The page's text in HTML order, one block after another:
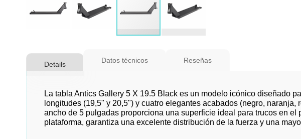
al
comienzo
galería
imágenes
Details
La tabla Antics Gallery 5 X 19.5 Black es un modelo icónico diseñado
longitudes (19,5" y 20,5") y cuatro elegantes acabados (negro,
ancho de 5 pulgadas proporciona una superficie ideal para trucos en
plataforma, garantiza una excelente distribución de la fuerza y ​​una
Datos técnicos Reseñas